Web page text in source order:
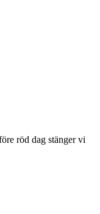
röd dag stänger vi